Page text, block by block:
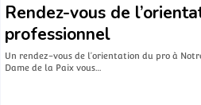
Rendez-vous de
professionnel
Un rendez-vous de l’orientation du pro à
Dame de la Paix vous…